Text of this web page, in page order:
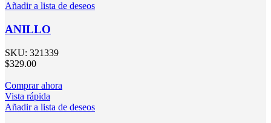
Añadir a lista de deseos
ANILLO
SKU: 321339
$329.00
Comprar ahora
Vista rápida
Añadir a lista de deseos